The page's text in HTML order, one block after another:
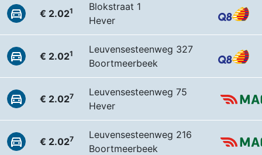
€ 2.021
Blokstraat 1
Hever
€ 2.021
Leuvensesteenweg 327
Boortmeerbeek
€ 2.027
Leuvensesteenweg 75
Hever
€ 2.027
Leuvensesteenweg 216
Boortmeerbeek